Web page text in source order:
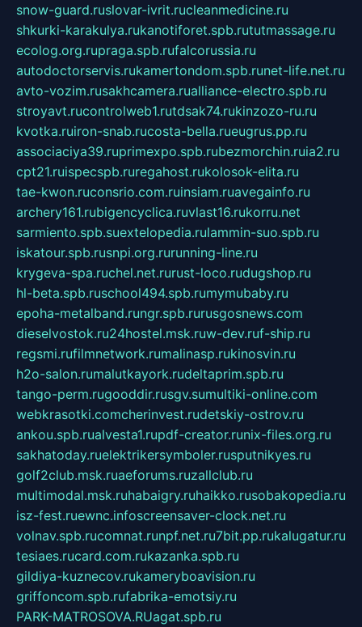
snow-guard.ruslovar-ivrit.rucleanmedicine.ru
shkurki-karakulya.rukanotiforet.spb.rututmassage.ru
ecolog.org.rupraga.spb.rufalcorussia.ru
autodoctorservis.rukamertondom.spb.runet-life.net.ru
avto-vozim.rusakhcamera.rualliance-electro.spb.ru
stroyavt.rucontrolweb1.rutdsak74.rukinzozo-ru.ru
kvotka.ruiron-snab.rucosta-bella.rueugrus.pp.ru
associaciya39.ruprimexpo.spb.rubezmorchin.ruia2.ru
cpt21.ruispecspb.ruregahost.rukolosok-elita.ru
tae-kwon.ruconsrio.com.ruinsiam.ruavegainfo.ru
archery161.rubigencyclica.ruvlast16.rukorru.net
sarmiento.spb.suextelopedia.rulammin-suo.spb.ru
iskatour.spb.rusnpi.org.rurunning-line.ru
krygeva-spa.ruchel.net.rurust-loco.rudugshop.ru
hl-beta.spb.ruschool494.spb.rumymubaby.ru
epoha-metalband.rungr.spb.rurusgosnews.com
dieselvostok.ru24hostel.msk.ruw-dev.ruf-ship.ru
regsmi.rufilmnetwork.rumalinasp.rukinosvin.ru
h2o-salon.rumalutkayork.rudeltaprim.spb.ru
tango-perm.rugooddir.rusgv.sumultiki-online.com
webkrasotki.comcherinvest.rudetskiy-ostrov.ru
ankou.spb.rualvesta1.rupdf-creator.runix-files.org.ru
sakhatoday.ruelektrikersymboler.rusputnikyes.ru
golf2club.msk.ruaeforums.ruzallclub.ru
multimodal.msk.ruhabaigry.ruhaikko.rusobakopedia.ru
isz-fest.ruewnc.infoscreensaver-clock.net.ru
volnav.spb.rucomnat.runpf.net.ru7bit.pp.rukalugatur.ru
tesiaes.rucard.com.rukazanka.spb.ru
gildiya-kuznecov.rukameryboavision.ru
griffoncom.spb.rufabrika-emotsiy.ru
PARK-MATROSOVA.RUagat.spb.ru